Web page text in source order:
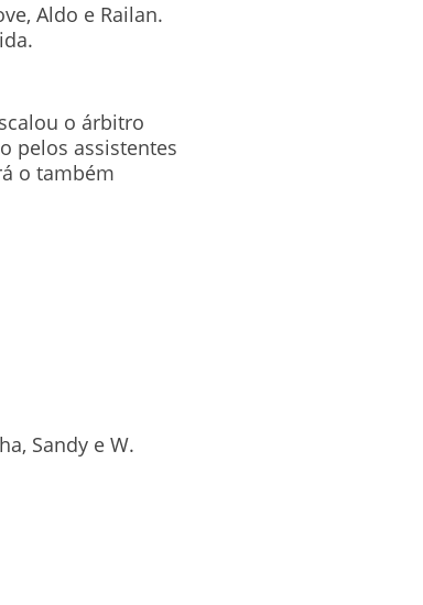
Aldo e Railan.
o árbitro
pelos assistentes
o também
Sandy e W.